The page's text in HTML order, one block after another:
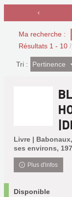
Ma recherche :
Résultats 1 - 10
Tri : (Effet
imédiat)
Pertinence
Livre |
ses environs,
Plus d'infos
Disponible